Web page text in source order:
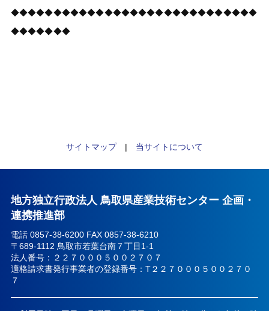
◆◆◆◆◆◆◆◆◆◆◆◆◆◆◆◆◆◆◆◆◆◆◆◆◆◆◆◆◆
◆◆◆◆◆◆◆
サイトマップ| 当サイトについて
地方独立行政法人 鳥取県産業技術センター 企画・
連携推進部
電話 0857-38-6200 FAX 0857-38-6210
〒689-1112 鳥取市若葉台南７丁目1-1
法人番号：２２７０００５００２７０７
適格請求書発行事業者の登録番号：T２２７０００５００２７０
７